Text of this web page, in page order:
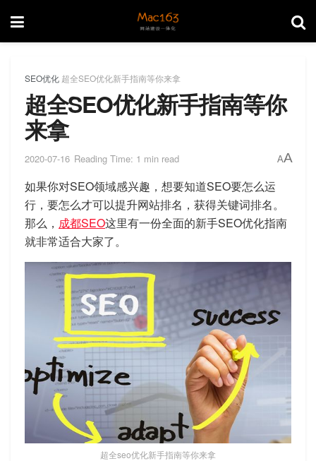
SEO优化 超全SEO优化新手指南等你来拿
超全SEO优化新手指南等你
来拿
2020-07-16 Reading Time: 1 min read AA
如果你对SEO领域感兴趣，想要知道SEO要怎么运
行，要怎么才可以提升网站排名，获得关键词排名。
那么， 成都SEO这里有一份全面的新手SEO优化指南
就非常适合大家了。
超全seo优化新手指南等你来拿